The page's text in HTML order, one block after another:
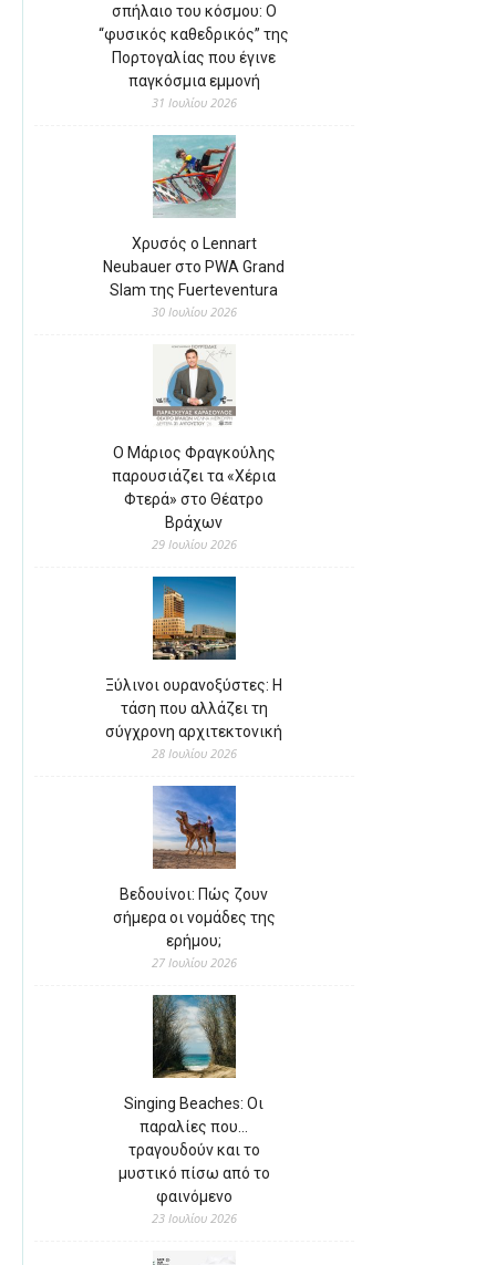
σπήλαιο του κόσμου: Ο
“φυσικός καθεδρικός” της
Πορτογαλίας που έγινε
παγκόσμια εμμονή
31 Ιουλίου 2026
Χρυσός ο Lennart
Neubauer στο PWA Grand
Slam της Fuerteventura
30 Ιουλίου 2026
Ο Μάριος Φραγκούλης
παρουσιάζει τα «Χέρια
Φτερά» στο Θέατρο
Βράχων
29 Ιουλίου 2026
Ξύλινοι ουρανοξύστες: Η
τάση που αλλάζει τη
σύγχρονη αρχιτεκτονική
28 Ιουλίου 2026
Βεδουίνοι: Πώς ζουν
σήμερα οι νομάδες της
ερήμου;
27 Ιουλίου 2026
Singing Beaches: Οι
παραλίες που…
τραγουδούν και το
μυστικό πίσω από το
φαινόμενο
23 Ιουλίου 2026